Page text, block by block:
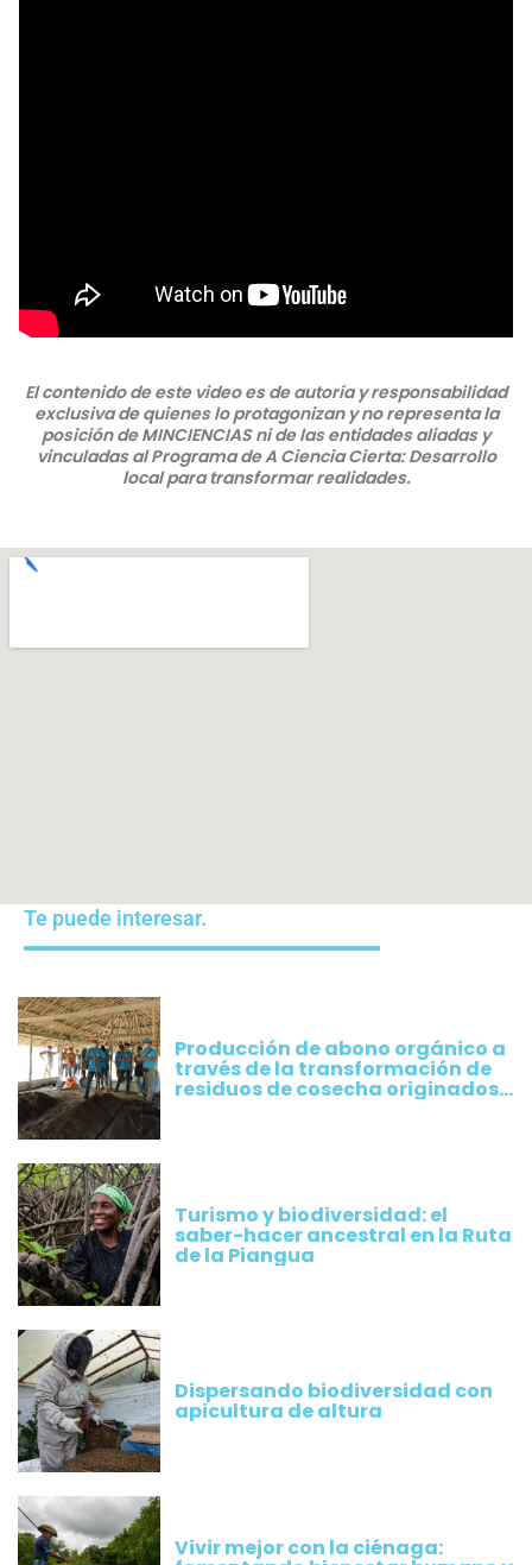
El contenido de este video es de autoría y responsabilidad
exclusiva de quienes lo protagonizan y no representa la
posición de MINCIENCIAS ni de las entidades aliadas y
vinculadas al Programa de A Ciencia Cierta: Desarrollo
local para transformar realidades.
Te puede interesar.
Producción de abono orgánico a
través de la transformación de
residuos de cosecha originados
Turismo y biodiversidad: el
saber-hacer ancestral en la Ruta
de la Piangua
Dispersando biodiversidad con
apicultura de altura
Vivir mejor con la ciénaga: